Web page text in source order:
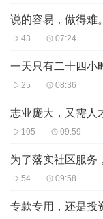
43 07:24
25 08:36
105 09:59
54 09:58
专款专用，还是投